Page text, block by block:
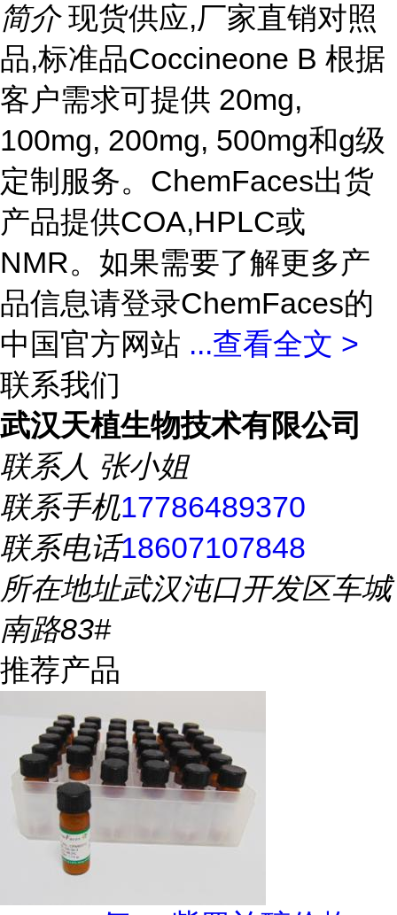
简介 现货供应,厂家直销对照
品,标准品Coccineone B 根据
客户需求可提供 20mg,
100mg, 200mg, 500mg和g级
定制服务。ChemFaces出货
产品提供COA,HPLC或
NMR。如果需要了解更多产
品信息请登录ChemFaces的
中国官方网站 ...查看全文 >
联系我们
武汉天植生物技术有限公司
联系人 张小姐
联系手机17786489370
联系电话18607107848
所在地址武汉沌口开发区车城
南路83#
推荐产品